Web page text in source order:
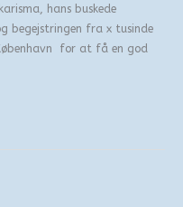
hans buskede
begejstringen fra x tusinde
for at få en god